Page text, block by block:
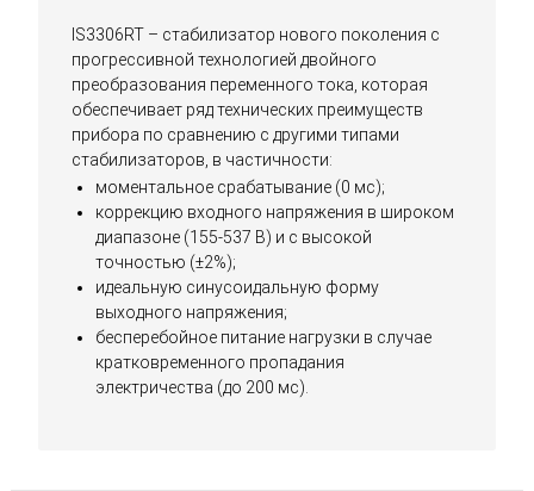
IS3306RT – стабилизатор нового поколения с
прогрессивной технологией двойного
преобразования переменного тока, которая
обеспечивает ряд технических преимуществ
прибора по сравнению с другими типами
стабилизаторов, в частичности:
моментальное срабатывание (0 мс);
коррекцию входного напряжения в широком
диапазоне (155-537 В) и с высокой
точностью (±2%);
идеальную синусоидальную форму
выходного напряжения;
бесперебойное питание нагрузки в случае
кратковременного пропадания
электричества (до 200 мс).